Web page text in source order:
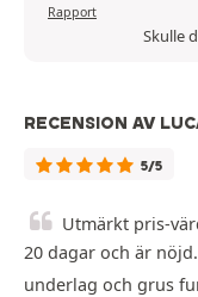
Rapport
Skulle
RECENSION AV
5/5
Utmärkt pris-
20 dagar och är
underlag och grus